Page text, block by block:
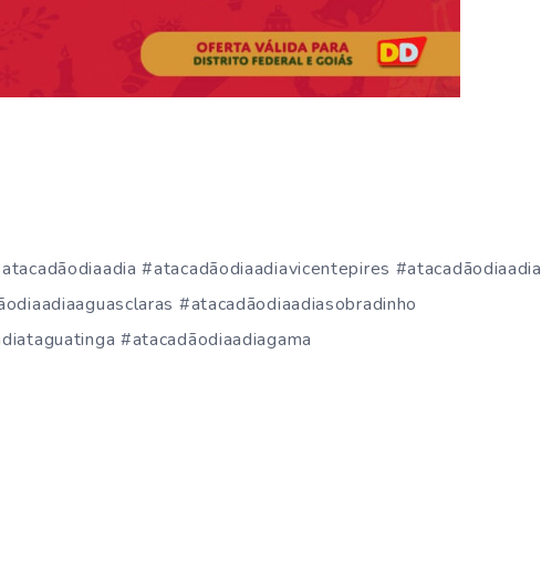
#atacadãodiaadiavicentepires #atacadãodiaadia
#atacadãodiaadiasobradinho
#atacadãodiaadiagama